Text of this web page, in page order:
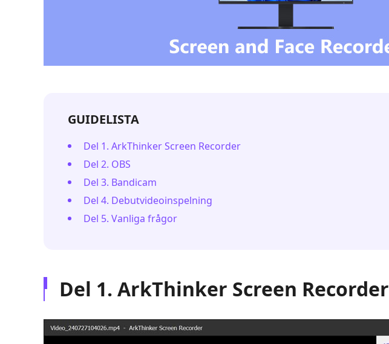
GUIDELISTA
Del 1. ArkThinker Screen Recorder
Del 2. OBS
Del 3. Bandicam
Del 4. Debutvideoinspelning
Del 5. Vanliga frågor
Del 1. ArkThinker Screen Recorder